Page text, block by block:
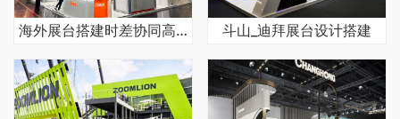
海外展台搭建时差协同高效推进 斗山_迪拜展台设计搭建